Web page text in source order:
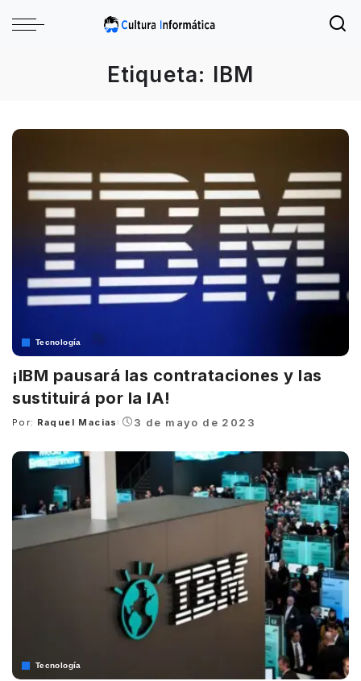
Etiqueta: IBM
Tecnología
¡IBM pausará las contrataciones y las
sustituirá por la IA!
Posted
Por: Raquel Macias 3 de mayo de 2023
Tecnología